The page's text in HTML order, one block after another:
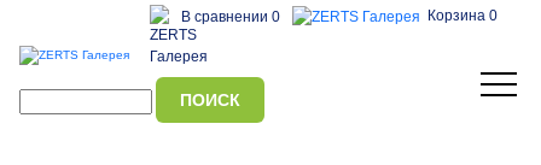
В сравнении 0 Корзина 0